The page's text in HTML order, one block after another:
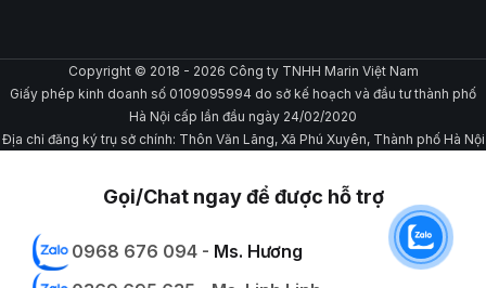
Copyright © 2018 - 2026 Công ty TNHH Marin Việt Nam
Giấy phép kinh doanh số 0109095994 do sở kế hoạch và đầu tư thành phố
Hà Nội cấp lần đầu ngày 24/02/2020
Địa chỉ đăng ký trụ sở chính: Thôn Văn Lãng, Xã Phú Xuyên, Thành phố Hà Nội
Gọi/Chat ngay để được hỗ trợ
0968 676 094 - Ms. Hương